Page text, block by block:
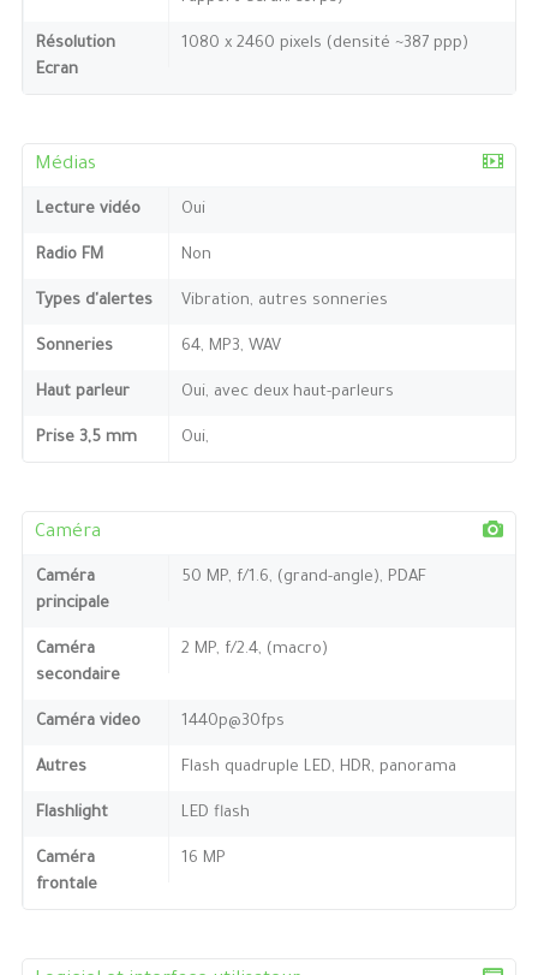
Résolution
Ecran
1080 x 2460 pixels (densité ~387 ppp)
Médias
Lecture vidéo Oui
Radio FM Non
Types d'alertes Vibration, autres sonneries
Sonneries 64, MP3, WAV
Haut parleur Oui, avec deux haut-parleurs
Prise 3,5 mm Oui,
Caméra
Caméra
principale
50 MP, f/1.6, (grand-angle), PDAF
Caméra
secondaire
2 MP, f/2.4, (macro)
Caméra video 1440p@30fps
Autres Flash quadruple LED, HDR, panorama
Flashlight LED flash
Caméra
frontale
16 MP